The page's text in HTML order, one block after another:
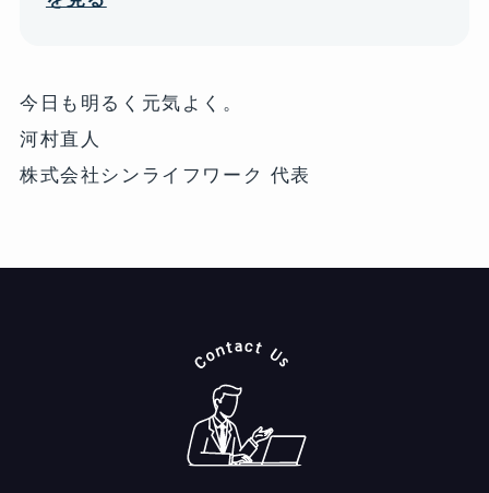
今日も明るく元気よく。
河村直人
株式会社シンライフワーク 代表